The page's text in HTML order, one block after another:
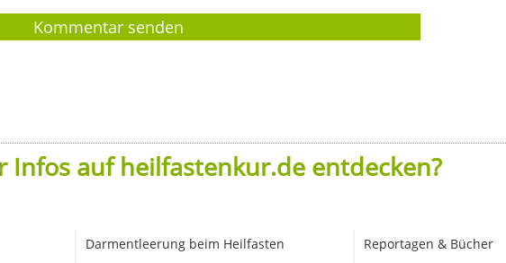
Infos auf heilfastenkur.de entdecken?
Darmentleerung beim Heilfasten
Reportagen & Bücher